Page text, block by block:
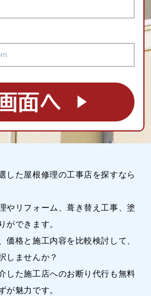
した屋根修理の工事店を探すなら
やリフォーム、葺き替え工事、塗
ができます。
価格と施工内容を比較検討して、
しませんか？
した施工店へのお断り代行も無料
が魅力です。